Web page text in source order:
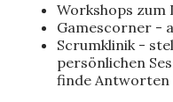
Workshops zum
Gamescorner -
Scrumklinik -
persönlichen
finde Antworten